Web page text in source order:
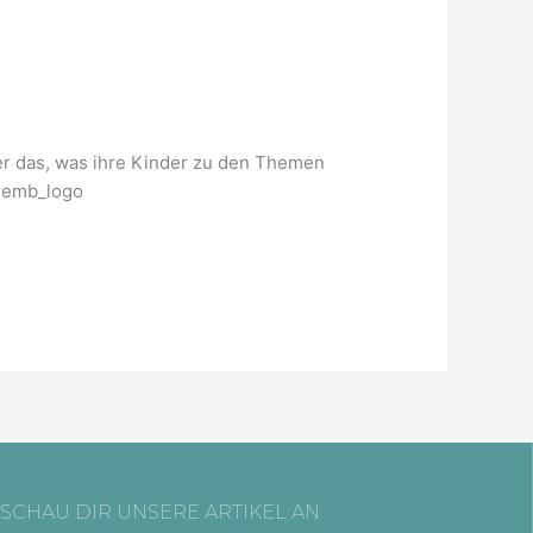
das, was ihre Kinder zu den Themen
SCHAU DIR UNSERE ARTIKEL AN